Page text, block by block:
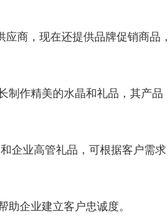
商，现在还提供品牌促销商品，
制作精美的水晶和礼品，其产品
企业高管礼品，可根据客户需求
助企业建立客户忠诚度。